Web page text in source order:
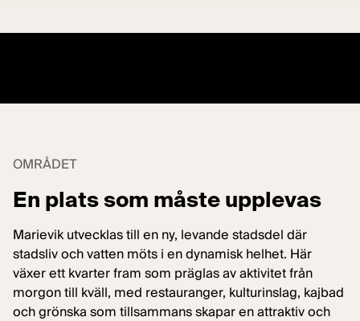
OMRÅDET
En plats som måste upplevas
Marievik utvecklas till en ny, levande stadsdel där
stadsliv och vatten möts i en dynamisk helhet. Här
växer ett kvarter fram som präglas av aktivitet från
morgon till kväll, med restauranger, kulturinslag, kajbad
och grönska som tillsammans skapar en attraktiv och